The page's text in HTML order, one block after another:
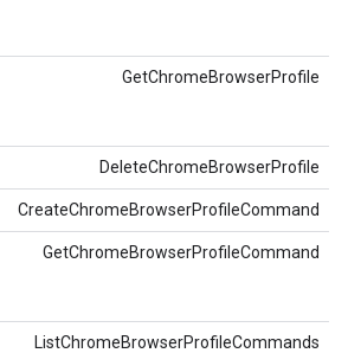
GetChromeBrowserProfile
DeleteChromeBrowserProfile
CreateChromeBrowserProfileCommand
GetChromeBrowserProfileCommand
ListChromeBrowserProfileCommands